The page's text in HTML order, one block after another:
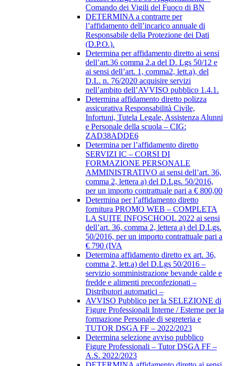
Comando dei Vigili del Fuoco di BN
DETERMINA a contrarre per
l’affidamento dell’incarico annuale di
Responsabile della Protezione dei Dati
(D.P.O.).
Determina per affidamento diretto ai sensi
dell’art.36 comma 2.a del D. Lgs 50/12 e
ai sensi dell’art. 1, comma2, lett.a), del
D.L. n. 76/2020 acquisire servizi
nell’ambito dell’AVVISO pubblico 1.4.1.
Determina affidamento diretto polizza
assicurativa Responsabilità Civile,
Infortuni, Tutela Legale, Assistenza Alunni
e Personale della scuola – CIG:
ZAD38ADDE6
Determina per l’affidamento diretto
SERVIZI IC – CORSI DI
FORMAZIONE PERSONALE
AMMINISTRATIVO ai sensi dell’art. 36,
comma 2, lettera a) del D.Lgs. 50/2016,
per un importo contrattuale pari a € 800,00
Determina per l’affidamento diretto
fornitura PROMO WEB – COMPLETA
LA SUITE INFOSCHOOL 2022 ai sensi
dell’art. 36, comma 2, lettera a) del D.Lgs.
50/2016, per un importo contrattuale pari a
€ 790 (IVA
Determina affidamento diretto ex art. 36,
comma 2, lett.a) del D.Lgs 50/2016 –
servizio somministrazione bevande calde e
fredde e alimenti preconfezionati –
Distributori automatici –
AVVISO Pubblico per la SELEZIONE di
Figure Professionali Interne / Esterne per la
formazione Personale di segreteria e
TUTOR DSGA FF – 2022/2023
Determina selezione avviso pubblico
Figure Professionali – Tutor DSGA FF –
A.S. 2022/2023